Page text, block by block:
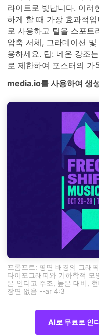
라이트로 빛납니다. 이러
하게 할 때 가장 효과적
로 사용하고 틸을 스포
압축 서체, 그라데이션
용하세요. 팁: 네온 강조
로 제한하여 포스터의 가
media.io를 사용하여 생
프롬프트: 평면 배경의 그래
타이포그래피와 기하학적 모
은 인디고 주조, 높은 대비,
장면 없음 --ar 4:3
AI로 무료로 인